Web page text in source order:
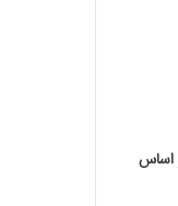
اساس